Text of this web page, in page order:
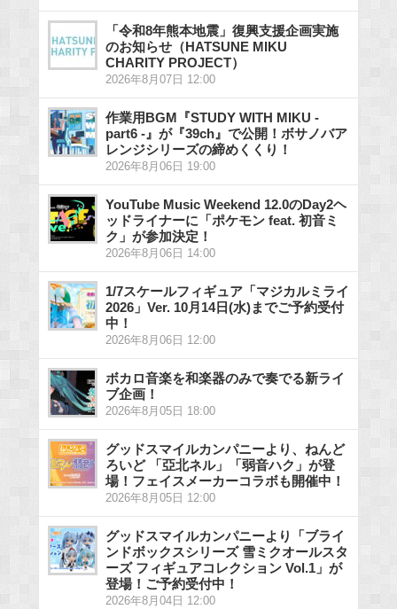
「令和8年熊本地震」復興支援企画実施
のお知らせ（HATSUNE MIKU
CHARITY PROJECT）
2026年8月07日 12:00
作業用BGM『STUDY WITH MIKU -
part6 -』が『39ch』で公開！ボサノバア
レンジシリーズの締めくくり！
2026年8月06日 19:00
YouTube Music Weekend 12.0のDay2ヘ
ッドライナーに「ポケモン feat. 初音ミ
ク」が参加決定！
2026年8月06日 14:00
1/7スケールフィギュア「マジカルミライ
2026」Ver. 10月14日(水)までご予約受付
中！
2026年8月06日 12:00
ボカロ音楽を和楽器のみで奏でる新ライ
ブ企画！
2026年8月05日 18:00
グッドスマイルカンパニーより、ねんど
ろいど 「亞北ネル」「弱音ハク」が登
場！フェイスメーカーコラボも開催中！
2026年8月05日 12:00
グッドスマイルカンパニーより「ブライ
ンドボックスシリーズ 雪ミクオールスタ
ーズ フィギュアコレクション Vol.1」が
登場！ご予約受付中！
2026年8月04日 12:00